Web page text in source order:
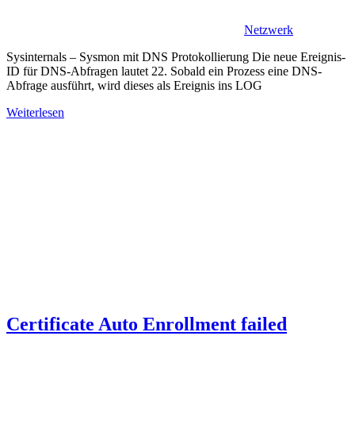
Netzwerk
Sysinternals – Sysmon mit DNS Protokollierung Die neue Ereignis-
ID für DNS-Abfragen lautet 22. Sobald ein Prozess eine DNS-
Abfrage ausführt, wird dieses als Ereignis ins LOG
Weiterlesen
Certificate Auto Enrollment failed